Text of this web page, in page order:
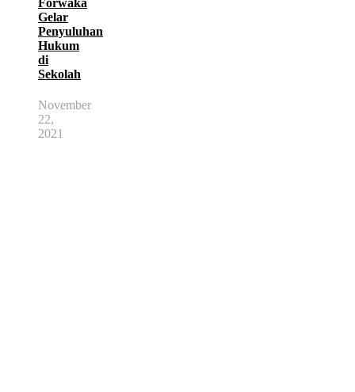
Gelar
Penyuluhan
Hukum
di
Sekolah
November
22,
2021